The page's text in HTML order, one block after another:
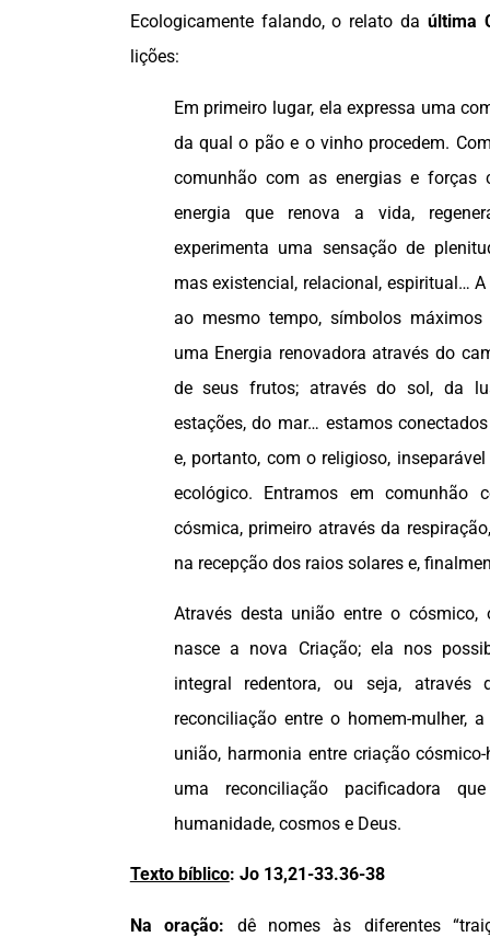
Ecologicamente falando, o relato da última
lições:
Em primeiro lugar, ela expressa uma
da qual o pão e o vinho procedem.
comunhão com as energias e forças
energia que renova a vida,
experimenta uma sensação de
mas existencial, relacional, espiritual…
ao mesmo tempo, símbolos
uma Energia renovadora através do
de seus frutos; através do sol, da
estações, do mar… estamos
e, portanto, com o religioso,
ecológico. Entramos em comunhão
cósmica, primeiro através da
na recepção dos raios solares e,
Através desta união entre o
nasce a nova Criação; ela nos
integral redentora, ou seja,
reconciliação entre o homem-mulher,
união, harmonia entre criação
uma reconciliação pacificadora
humanidade, cosmos e Deus.
Texto bíblico: Jo 13,21-33.36-38
Na oração: dê nomes às diferentes